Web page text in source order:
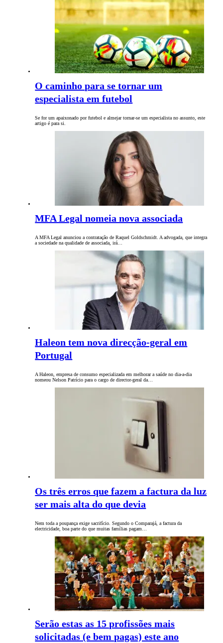
O caminho para se tornar um
especialista em futebol
Se for um apaixonado por futebol e almejar tornar-se um especialista no assunto, este
artigo é para si.
MFA Legal nomeia nova associada
A MFA Legal anunciou a contratação de Raquel Goldschmidt. A advogada, que integra
a sociedade na qualidade de associada, irá…
Haleon tem nova direcção-geral em
Portugal
A Haleon, empresa de consumo especializada em melhorar a saúde no dia-a-dia
nomeou Nelson Patrício para o cargo de director-geral da…
Os três erros que fazem a factura da luz
ser mais alta do que devia
Nem toda a poupança exige sacrifício. Segundo o Comparajá, a factura da
electricidade, boa parte do que muitas famílias pagam…
Serão estas as 15 profissões mais
solicitadas (e bem pagas) este ano